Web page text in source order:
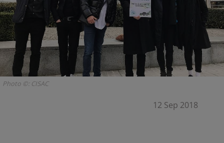
Photo ©: CISAC
12 Sep 2018